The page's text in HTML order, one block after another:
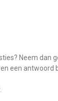
Neem dan
een antwoord